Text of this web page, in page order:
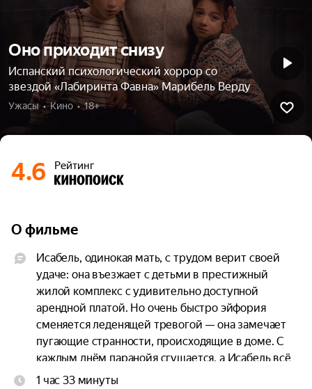
Оно приходит снизу
Испанский психологический хоррор со
звездой «Лабиринта Фавна» Марибель Верду
Ужасы  •  Кино  •  18+
4.6 Рейтинг
О фильме
Исабель, одинокая мать, с трудом верит своей
удаче: она въезжает с детьми в престижный
жилой комплекс с удивительно доступной
арендной платой. Но очень быстро эйфория
сменяется леденящей тревогой — она замечает
пугающие странности, происходящие в доме. С
каждым днём паранойя сгущается, а Исабель всё
отчётливее ощущает: под полом её квартиры
1 час 33 минуты